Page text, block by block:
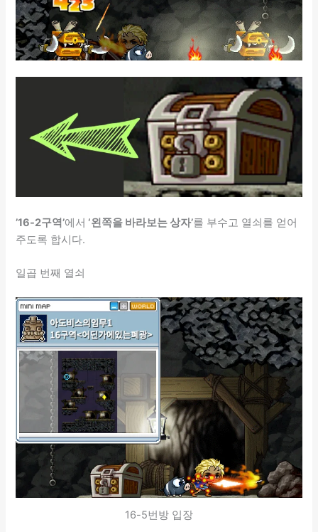
’16-2구역’에서 ‘왼쪽을 바라보는 상자’를 부수고 열쇠를 얻어
주도록 합시다.
일곱 번째 열쇠
16-5번방 입장